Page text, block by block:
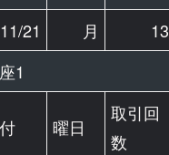
11/21 月 13
1
曜日
取引回
数